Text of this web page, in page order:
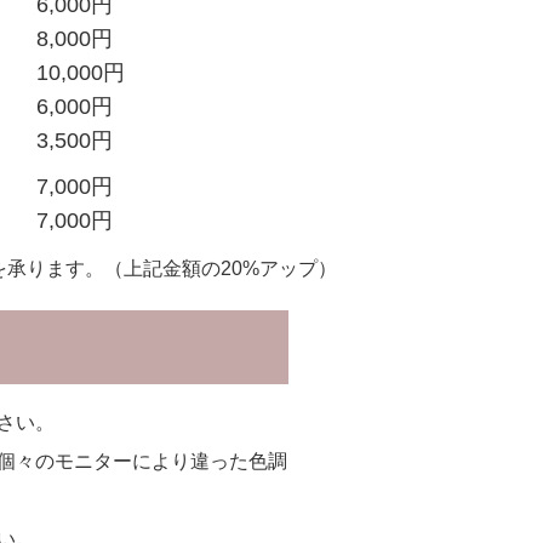
6,000円
8,000円
10,000円
6,000円
3,500円
7,000円
7,000円
ります。（上記金額の20%アップ）
い。
々のモニターにより違った色調
。